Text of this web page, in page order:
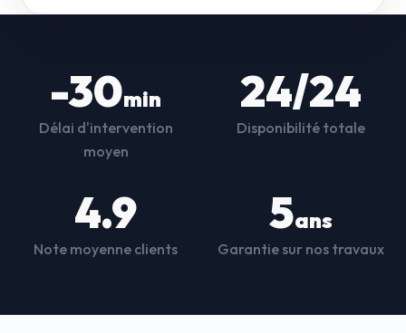
-30min
Délai d'intervention
moyen
24/24
Disponibilité totale
4.9
Note moyenne clients
5ans
Garantie sur nos travaux